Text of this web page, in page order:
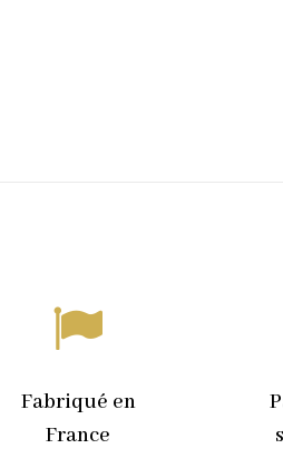
Fabriqué en
France